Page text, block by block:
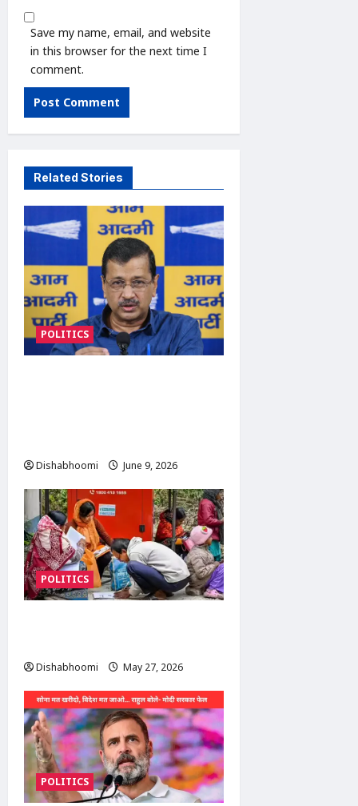
Save my name, email, and website
in this browser for the next time I
comment.
Related Stories
POLITICS
Dishabhoomi June 9, 2026
POLITICS
Dishabhoomi May 27, 2026
POLITICS